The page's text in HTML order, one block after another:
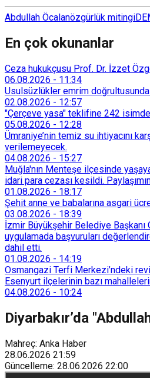
Abdullah Öcalanözgürlük mitingi
En çok okunanlar
Ceza hukukçusu Prof. Dr. İzzet
06.08.2026 - 11:34
Usulsüzlükler emrim
02.08.2026 - 12:57
"Çerçeve yasa" teklifine 242
05.08.2026 - 12:28
Ümraniye’nin temiz su ihtiyacını
verilemeyecek.
04.08.2026 - 15:27
Muğla'nın Menteşe ilçesinde
idari para cezası kesildi.
01.08.2026 - 18:17
Şehit anne ve babalarına asgari
03.08.2026 - 18:39
İzmir Büyükşehir Belediye
uygulamada başvuruları
dahil etti.
01.08.2026 - 14:19
Osmangazi Terfi Merkezi’ndeki
Esenyurt ilçelerinin bazı
04.08.2026 - 10:24
Diyarbakır’da
Mahreç: Anka Haber
28.06.2026 21:59
Güncelleme: 28.06.2026 22:00